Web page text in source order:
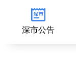
深市公告